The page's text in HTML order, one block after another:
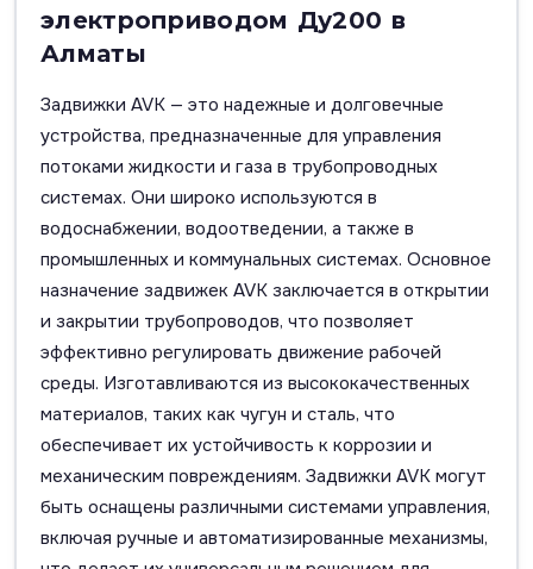
электроприводом Ду200 в
Алматы
Задвижки AVK — это надежные и долговечные
устройства, предназначенные для управления
потоками жидкости и газа в трубопроводных
системах. Они широко используются в
водоснабжении, водоотведении, а также в
промышленных и коммунальных системах. Основное
назначение задвижек AVK заключается в открытии
и закрытии трубопроводов, что позволяет
эффективно регулировать движение рабочей
среды. Изготавливаются из высококачественных
материалов, таких как чугун и сталь, что
обеспечивает их устойчивость к коррозии и
механическим повреждениям. Задвижки AVK могут
быть оснащены различными системами управления,
включая ручные и автоматизированные механизмы,